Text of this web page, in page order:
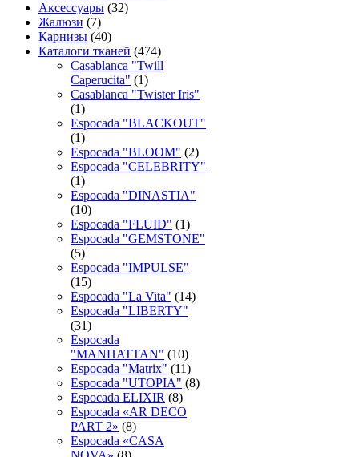
Аксессуары (32)
Жалюзи (7)
Карнизы (40)
Каталоги тканей (474)
Casablanca "Twill
Caperucita" (1)
Casablanca "Twister Iris"
(1)
Espocada "BLACKOUT"
(1)
Espocada "BLOOM" (2)
Espocada "CELEBRITY"
(1)
Espocada "DINASTIA"
(10)
Espocada "FLUID" (1)
Espocada "GEMSTONE"
(5)
Espocada "IMPULSE"
(15)
Espocada "La Vita" (14)
Espocada "LIBERTY"
(31)
Espocada
"MANHATTAN" (10)
Espocada "Matrix" (11)
Espocada "UTOPIA" (8)
Espocada ELIXIR (8)
Espocada «AR DECO
PART 2» (8)
Espocada «CASA